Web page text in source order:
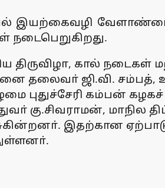
நடைபெறுகிறது.
திருவிழா, கால்
தலைவா் ஜி.வி.
கம்பன் கழகச்
கு.சிவராமன், மாநில
இதற்கான